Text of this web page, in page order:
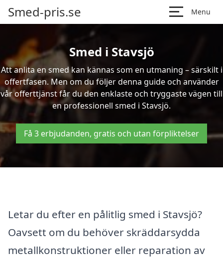
Smed-pris.se Menu
Smed i Stavsjö
Att anlita en smed kan kännas som en utmaning – särskilt i
offertfasen. Men om du följer denna guide och använder
vår offerttjänst får du den enklaste och tryggaste vägen till
en professionell smed i Stavsjö.
Få 3 erbjudanden, gratis och utan förpliktelser
Letar du efter en pålitlig smed i Stavsjö?
Oavsett om du behöver skräddarsydda
metallkonstruktioner eller reparation av